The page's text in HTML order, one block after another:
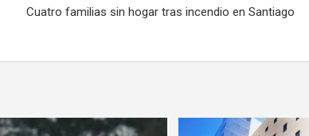
Cuatro familias sin hogar tras incendio en Santiago